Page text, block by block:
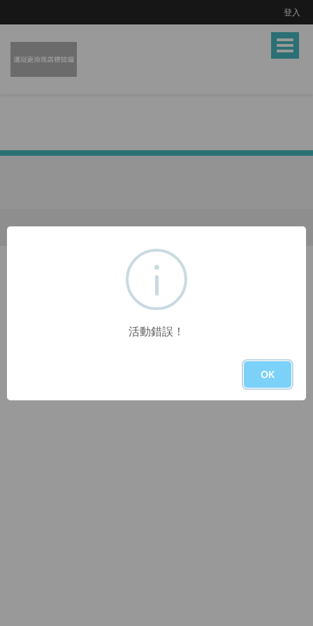
登入
Toggle
活動錯誤！
OK